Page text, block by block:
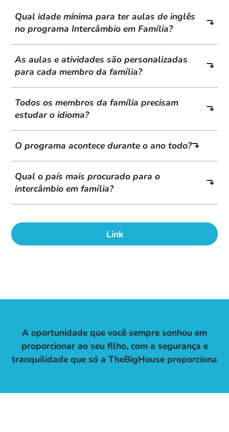
Qual idade mínima para ter aulas de inglês
no programa Intercâmbio em Família?
As aulas e atividades são personalizadas
para cada membro da família?
Todos os membros da família precisam
estudar o idioma?
O programa acontece durante o ano todo?
Qual o país mais procurado para o
intercâmbio em família?
Link
A oportunidade que você sempre sonhou em
proporcionar ao seu filho, com a segurança e
tranquilidade que só a TheBigHouse proporciona